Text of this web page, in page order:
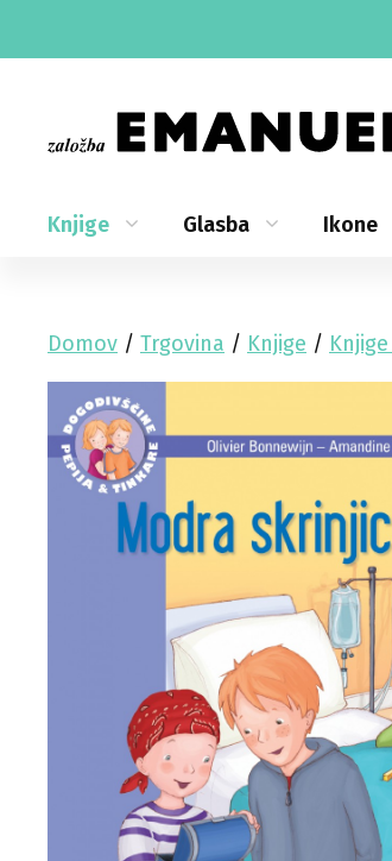
Knjige Glasba Ikone
Domov / Trgovina / Knjige /